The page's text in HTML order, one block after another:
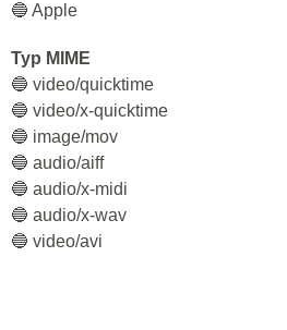
🔵 Apple
Typ MIME
🔵 video/quicktime
🔵 video/x-quicktime
🔵 image/mov
🔵 audio/aiff
🔵 audio/x-midi
🔵 audio/x-wav
🔵 video/avi